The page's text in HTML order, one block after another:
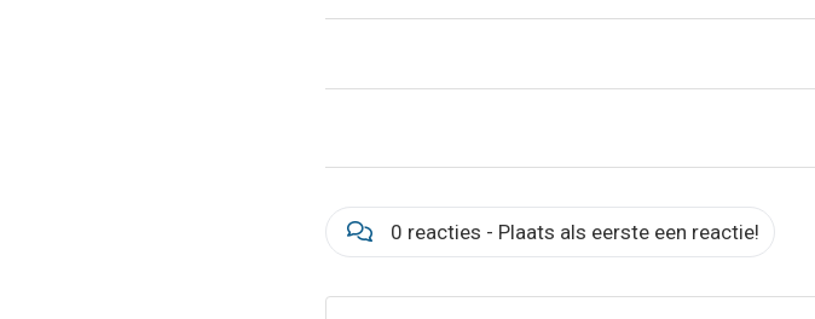
0 reacties - Plaats als eerste een reactie!